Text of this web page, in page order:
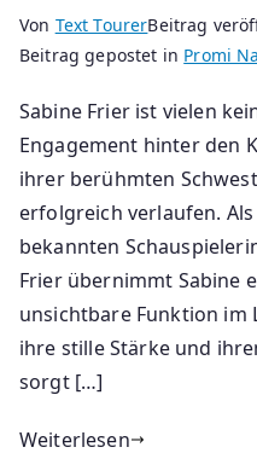
Von Text TourerBeitrag
Beitrag gepostet in Promi
Sabine Frier ist vielen
Engagement hinter den
ihrer berühmten
erfolgreich verlaufen.
bekannten
Frier übernimmt Sabine
unsichtbare Funktion im
ihre stille Stärke und
sorgt […]
Weiterlesen